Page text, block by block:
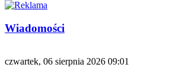
Wiadomości
czwartek, 06 sierpnia 2026 09:01